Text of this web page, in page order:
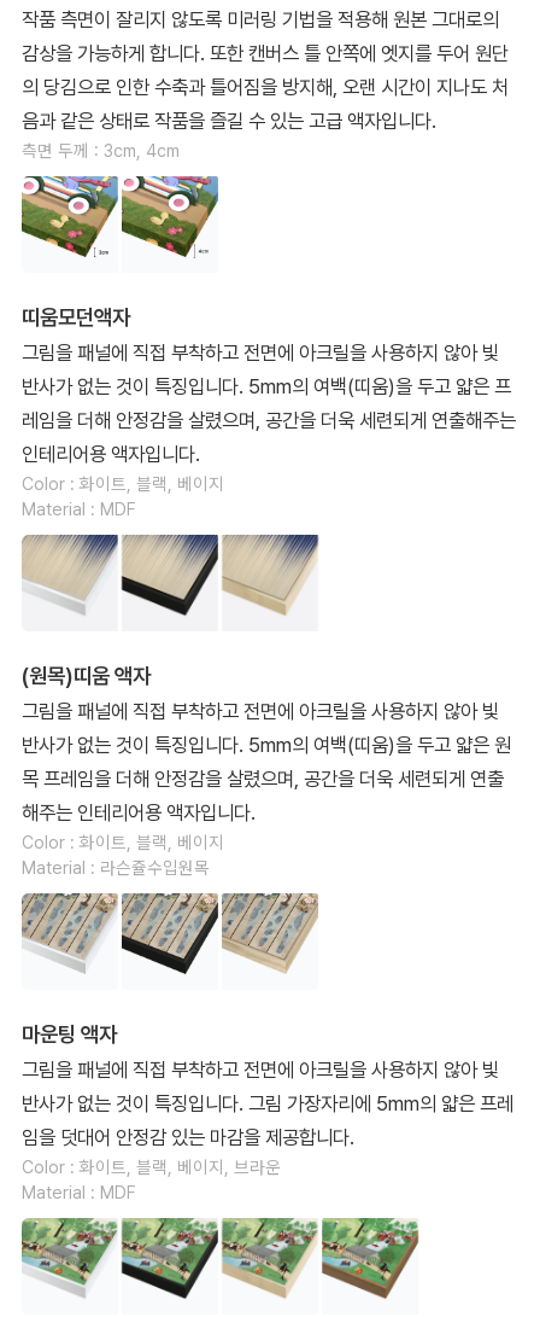
작품 측면이 잘리지 않도록 미러링 기법을 적용해 원본 그대로의
감상을 가능하게 합니다. 또한 캔버스 틀 안쪽에 엣지를 두어 원단
의 당김으로 인한 수축과 틀어짐을 방지해, 오랜 시간이 지나도 처
음과 같은 상태로 작품을 즐길 수 있는 고급 액자입니다.
측면 두께 : 3cm, 4cm
띠움모던액자
그림을 패널에 직접 부착하고 전면에 아크릴을 사용하지 않아 빛
반사가 없는 것이 특징입니다. 5mm의 여백(띠움)을 두고 얇은 프
레임을 더해 안정감을 살렸으며, 공간을 더욱 세련되게 연출해주는
인테리어용 액자입니다.
Color : 화이트, 블랙, 베이지
Material : MDF
(원목)띠움 액자
그림을 패널에 직접 부착하고 전면에 아크릴을 사용하지 않아 빛
반사가 없는 것이 특징입니다. 5mm의 여백(띠움)을 두고 얇은 원
목 프레임을 더해 안정감을 살렸으며, 공간을 더욱 세련되게 연출
해주는 인테리어용 액자입니다.
Color : 화이트, 블랙, 베이지
Material : 라슨쥴수입원목
마운팅 액자
그림을 패널에 직접 부착하고 전면에 아크릴을 사용하지 않아 빛
반사가 없는 것이 특징입니다. 그림 가장자리에 5mm의 얇은 프레
임을 덧대어 안정감 있는 마감을 제공합니다.
Color : 화이트, 블랙, 베이지, 브라운
Material : MDF